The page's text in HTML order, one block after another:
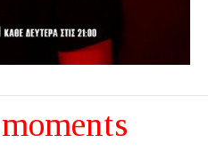
moments